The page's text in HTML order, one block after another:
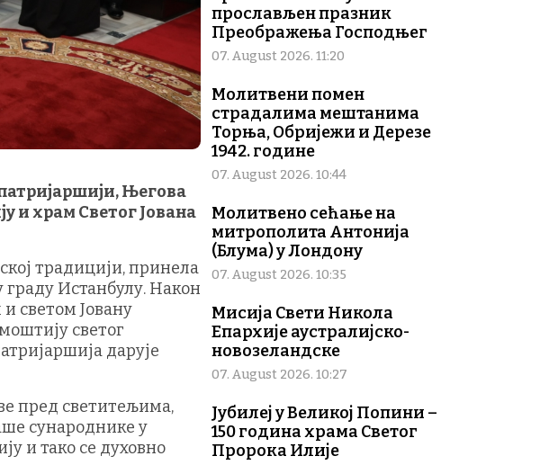
Његова
и храм Светог Јована
традицији, принела
граду Истанбулу. Након
светом Јовану
светог
дарује
пред светитељима,
сународнике у
и тако се духовно
прослављен празник
Преображења Господњег
07. August 2026. 11:20
Молитвени помен
страдалима мештанима
Торња, Обријежи и Дерезе
1942. године
07. August 2026. 10:44
Молитвено сећање на
митрополита Антонија
(Блума) у Лондону
07. August 2026. 10:35
Мисија Свети Никола
Епархије аустралијско-
новозеландске
07. August 2026. 10:27
Јубилеј у Великој Попини –
150 година храма Светог
Пророка Илије